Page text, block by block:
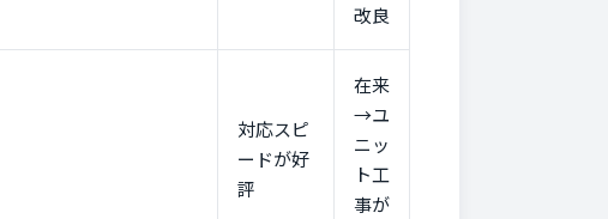
改良
対応スピ
ードが好
評
在来
→ユ
ニッ
ト工
事が